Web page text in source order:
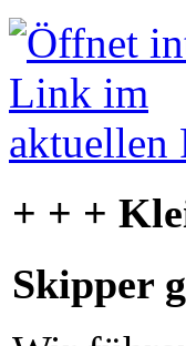
+ + +
Skipper